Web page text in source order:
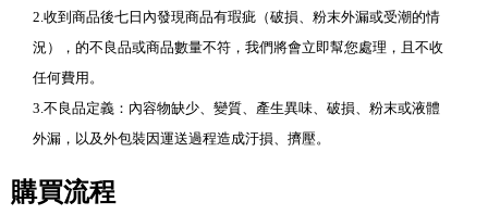
2.收到商品後七日內發現商品有瑕疵（破損、粉末外漏或受潮的情
況），的不良品或商品數量不符，我們將會立即幫您處理，且不收
任何費用。
3.不良品定義：內容物缺少、變質、產生異味、破損、粉末或液體
外漏，以及外包裝因運送過程造成汙損、擠壓。
購買流程